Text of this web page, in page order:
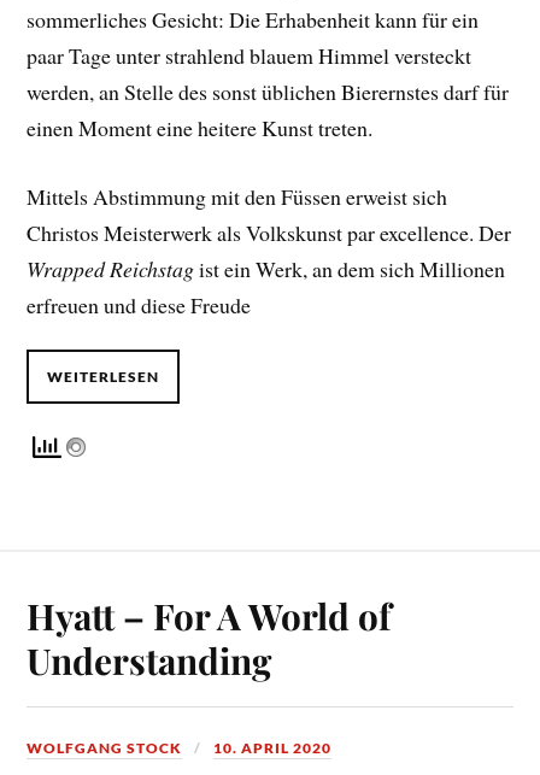
sommerliches Gesicht: Die Erhabenheit kann für ein
paar Tage unter strahlend blauem Himmel versteckt
werden, an Stelle des sonst üblichen Bierernstes darf für
einen Moment eine heitere Kunst treten.
Mittels Abstimmung mit den Füssen erweist sich
Christos Meisterwerk als Volkskunst par excellence. Der
Wrapped Reichstagist ein Werk, an dem sich Millionen
erfreuen und diese Freude
WEITERLESEN
Hyatt – For A World of
Understanding
WOLFGANG STOCK 10. APRIL 2020